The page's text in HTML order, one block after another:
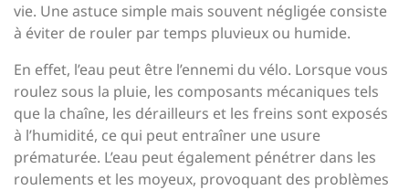
vie. Une astuce simple mais souvent négligée consiste
à éviter de rouler par temps pluvieux ou humide.
En effet, l’eau peut être l’ennemi du vélo. Lorsque vous
roulez sous la pluie, les composants mécaniques tels
que la chaîne, les dérailleurs et les freins sont exposés
à l’humidité, ce qui peut entraîner une usure
prématurée. L’eau peut également pénétrer dans les
roulements et les moyeux, provoquant des problèmes